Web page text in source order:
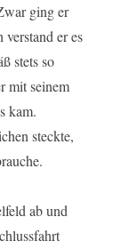
ging er
er es
stets so
mit seinem
kam.
steckte,
ab und